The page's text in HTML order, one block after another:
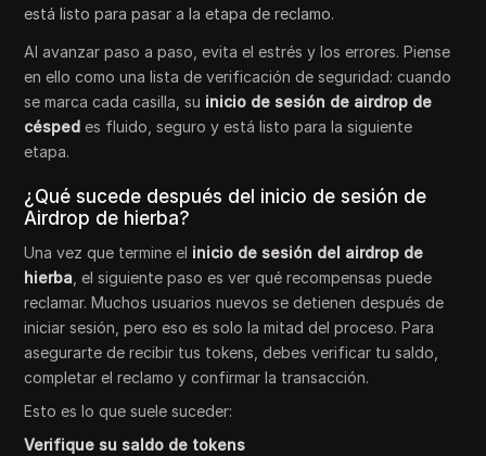
está listo para pasar a la etapa de reclamo.
Al avanzar paso a paso, evita el estrés y los errores. Piense
en ello como una lista de verificación de seguridad: cuando
se marca cada casilla, su inicio de sesión de airdrop de
césped es fluido, seguro y está listo para la siguiente
etapa.
¿Qué sucede después del inicio de sesión de
Airdrop de hierba?
Una vez que termine el inicio de sesión del airdrop de
hierba , el siguiente paso es ver qué recompensas puede
reclamar. Muchos usuarios nuevos se detienen después de
iniciar sesión, pero eso es solo la mitad del proceso. Para
asegurarte de recibir tus tokens, debes verificar tu saldo,
completar el reclamo y confirmar la transacción.
Esto es lo que suele suceder:
Verifique su saldo de tokens